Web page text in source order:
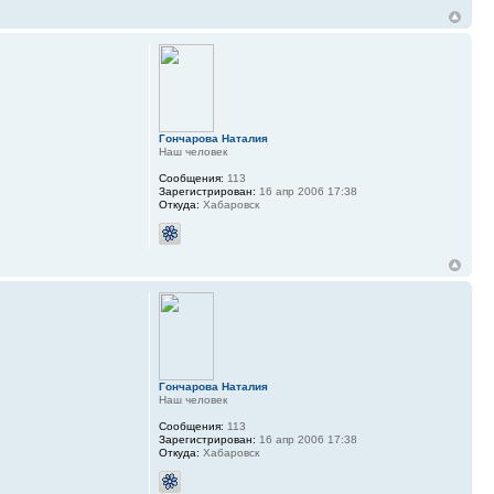
Гончарова Наталия
Наш человек
Сообщения: 113
Зарегистрирован: 16 апр 2006 17:38
Откуда: Хабаровск
Гончарова Наталия
Наш человек
Сообщения: 113
Зарегистрирован: 16 апр 2006 17:38
Откуда: Хабаровск